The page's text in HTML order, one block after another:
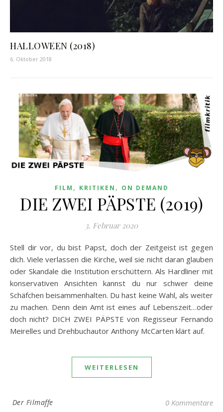
HALLOWEEN (2018)
6. Oktober 2018
FILM , KRITIKEN , ON DEMAND
DIE ZWEI PÄPSTE (2019)
3. Februar 2020
Stell dir vor, du bist Papst, doch der Zeitgeist ist gegen
dich. Viele verlassen die Kirche, weil sie nicht daran glauben
oder Skandale die Institution erschüttern. Als Hardliner mit
konservativen Ansichten kannst du nur schwer deine
Schäfchen beisammenhalten. Du hast keine Wahl, als weiter
zu machen. Denn dein Amt ist eines auf Lebenszeit…oder
doch nicht? DICH ZWEI PÄPSTE von Regisseur Fernando
Meirelles und Drehbuchautor Anthony McCarten klärt auf.
WEITERLESEN
Der Filmaffe 0 Kommentare